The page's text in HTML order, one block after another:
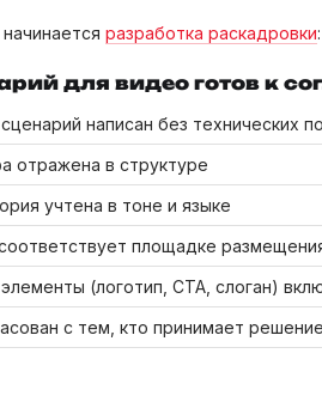
разработка раскадровки
для видео готов к
написан без технических
отражена в структуре
учтена в тоне и языке
площадке
(логотип, CTA, слоган)
с тем, кто принимает решение